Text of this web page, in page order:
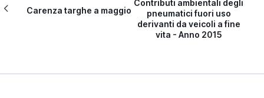
Carenza targhe a maggio
Contributi ambientali degli
pneumatici fuori uso
derivanti da veicoli a fine
vita - Anno 2015